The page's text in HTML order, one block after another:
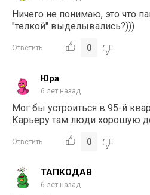
Ничего не понимаю, это что
"телкой" выделывались?)))
Ответить 0
Юра
6 лет назад
Мог бы устроиться в 95-й
Карьеру там люди хорошую
Ответить 0
ТАПКОДАВ
6 лет назад